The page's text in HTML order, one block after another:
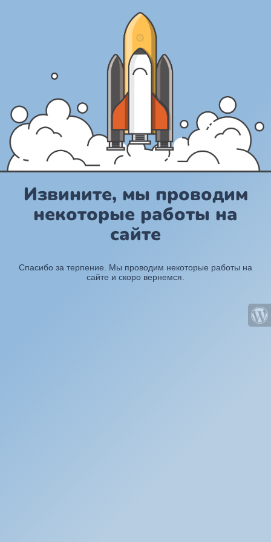
Извините, мы проводим
некоторые работы на
сайте
Спасибо за терпение. Мы проводим некоторые работы на
сайте и скоро вернемся.